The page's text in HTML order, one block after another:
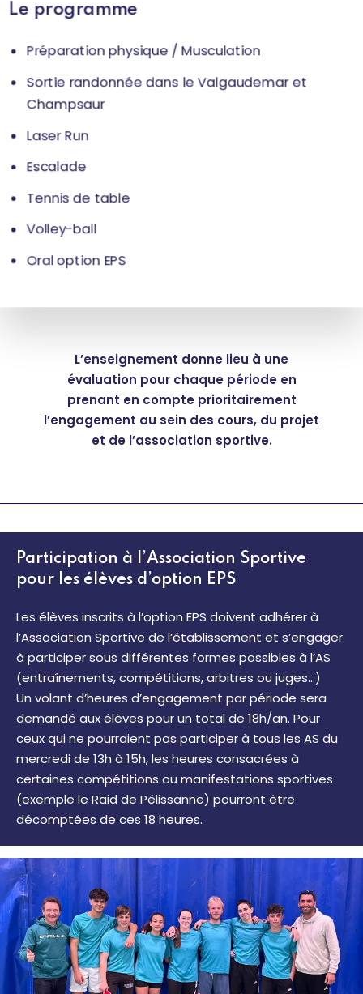
Le programme
Préparation physique / Musculation
Sortie randonnée dans le Valgaudemar et
Champsaur
Laser Run
Escalade
Tennis de table
Volley-ball
Oral option EPS
L’enseignement donne lieu à une
évaluation pour chaque période en
prenant en compte prioritairement
l’engagement au sein des cours, du projet
et de l’association sportive.
Participation à l’Association Sportive
pour les élèves d’option EPS
Les élèves inscrits à l’option EPS doivent adhérer à
l’Association Sportive de l’établissement et s’engager
à participer sous différentes formes possibles à l’AS
(entraînements, compétitions, arbitres ou juges…)
Un volant d’heures d’engagement par période sera
demandé aux élèves pour un total de 18h/an. Pour
ceux qui ne pourraient pas participer à tous les AS du
mercredi de 13h à 15h, les heures consacrées à
certaines compétitions ou manifestations sportives
(exemple le Raid de Pélissanne) pourront être
décomptées de ces 18 heures.